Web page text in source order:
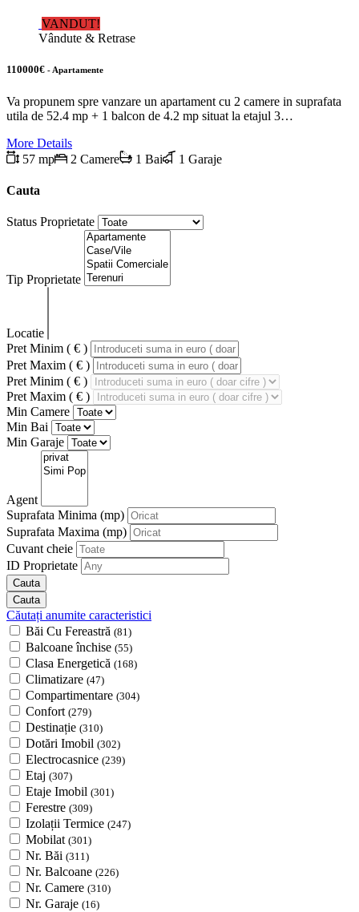
VANDUT!
Vândute & Retrase
110000€ - Apartamente
Va propunem spre vanzare un apartament cu 2 camere in suprafata
utila de 52.4 mp + 1 balcon de 4.2 mp situat la etajul 3…
More Details
57 mp
2 Camere 1 Bai 1 Garaje
Cauta
Status Proprietate
Tip Proprietate
Locatie
Pret Minim ( € )
Pret Maxim ( € )
Pret Minim ( € )
Pret Maxim ( € )
Min Camere
Min Bai
Min Garaje
Agent
Suprafata Minima (mp)
Suprafata Maxima (mp)
Cuvant cheie
ID Proprietate
Căutați anumite caracteristici
Băi Cu Fereastră (81)
Balcoane închise (55)
Clasa Energetică (168)
Climatizare (47)
Compartimentare (304)
Confort (279)
Destinație (310)
Dotări Imobil (302)
Electrocasnice (239)
Etaj (307)
Etaje Imobil (301)
Ferestre (309)
Izolații Termice (247)
Mobilat (301)
Nr. Băi (311)
Nr. Balcoane (226)
Nr. Camere (310)
Nr. Garaje (16)